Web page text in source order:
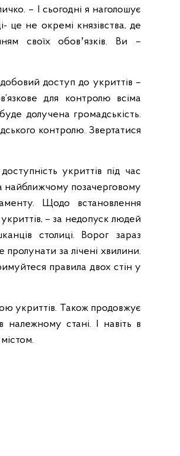
– І сьогодні я наголошує
це не окремі князівства, де
своїх обовʼязків. Ви –
доступ до укриттів –
для контролю всіма
долучена громадськість.
контролю. Звертатися
укриттів під час
найближчому позачерговому
Щодо встановлення
– за недопуск людей
столиці. Ворог зараз
за лічені хвилини.
правила двох стін у
укриттів. Також продовжує
належному стані. І навіть в